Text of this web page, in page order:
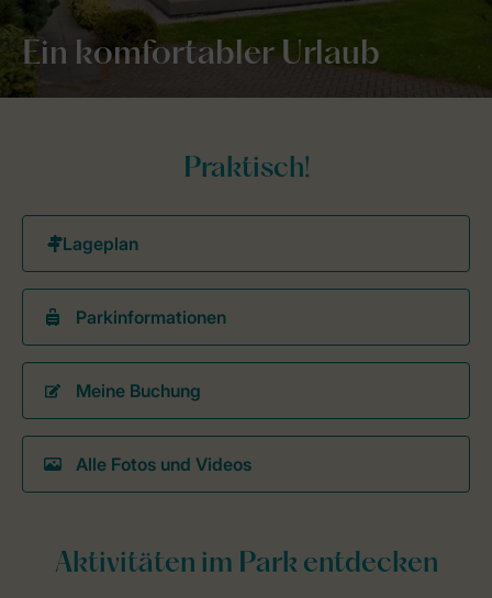
Ein komfortabler Urlaub
Praktisch!
Parkinformationen
Meine Buchung
Alle Fotos und Videos